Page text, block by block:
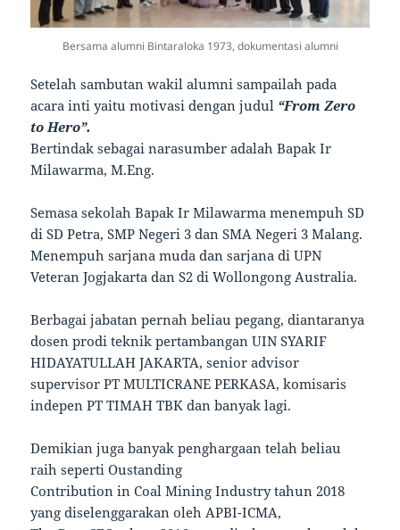
Bersama alumni Bintaraloka 1973, dokumentasi alumni
Setelah sambutan wakil alumni sampailah pada
acara inti yaitu motivasi dengan judul “From Zero
to Hero”.
Bertindak sebagai narasumber adalah Bapak Ir
Milawarma, M.Eng.
Semasa sekolah Bapak Ir Milawarma menempuh SD
di SD Petra, SMP Negeri 3 dan SMA Negeri 3 Malang.
Menempuh sarjana muda dan sarjana di UPN
Veteran Jogjakarta dan S2 di Wollongong Australia.
Berbagai jabatan pernah beliau pegang, diantaranya
dosen prodi teknik pertambangan UIN SYARIF
HIDAYATULLAH JAKARTA, senior advisor
supervisor PT MULTICRANE PERKASA, komisaris
indepen PT TIMAH TBK dan banyak lagi.
Demikian juga banyak penghargaan telah beliau
raih seperti Oustanding
Contribution in Coal Mining Industry tahun 2018
yang diselenggarakan oleh APBI-ICMA,